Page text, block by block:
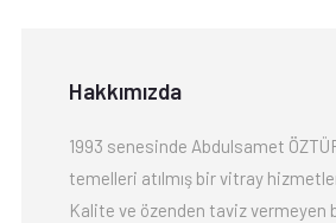
Hakkımızda
1993 senesinde Abdulsamet
temelleri atılmış bir vitray
Kalite ve özenden taviz vermeyen